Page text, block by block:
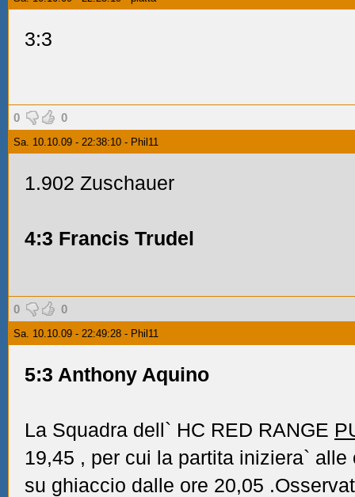
3:3
0 0
Sa. 10.10.09 - 22:38:10 - Phil11
1.902 Zuschauer
4:3 Francis Trudel
0 0
Sa. 10.10.09 - 22:49:28 - Phil11
5:3 Anthony Aquino
La Squadra dell` HC RED RANGE
19,45 , per cui la partita iniziera`
su ghiaccio dalle ore 20,05